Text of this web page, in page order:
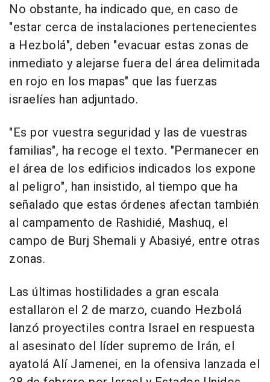
No obstante, ha indicado que, en caso de
"estar cerca de instalaciones pertenecientes
a Hezbolá", deben "evacuar estas zonas de
inmediato y alejarse fuera del área delimitada
en rojo en los mapas" que las fuerzas
israelíes han adjuntado.
"Es por vuestra seguridad y las de vuestras
familias", ha recoge el texto. "Permanecer en
el área de los edificios indicados los expone
al peligro", han insistido, al tiempo que ha
señalado que estas órdenes afectan también
al campamento de Rashidié, Mashuq, el
campo de Burj Shemali y Abasiyé, entre otras
zonas.
Las últimas hostilidades a gran escala
estallaron el 2 de marzo, cuando Hezbolá
lanzó proyectiles contra Israel en respuesta
al asesinato del líder supremo de Irán, el
ayatolá Alí Jamenei, en la ofensiva lanzada el